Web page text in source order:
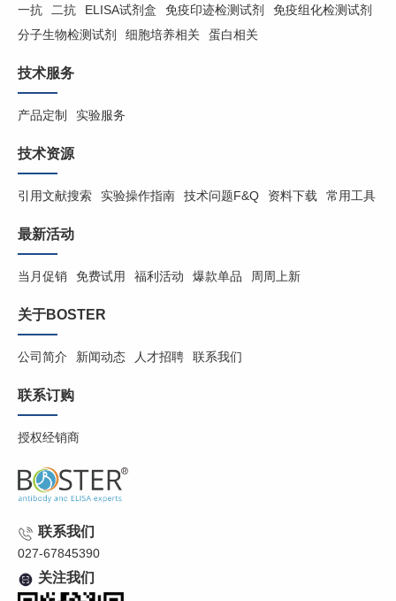
一抗 二抗 ELISA试剂盒 免疫印迹检测试剂
免疫组化检测试剂
分子生物检测试剂
细胞培养相关 蛋白相关
技术服务
产品定制 实验服务
技术资源
引用文献搜索 实验操作指南 技术问题F&Q 资料下载 常用工具
最新活动
当月促销 免费试用 福利活动 爆款单品 周周上新
关于BOSTER
公司简介 新闻动态 人才招聘 联系我们
联系订购
授权经销商
联系我们
027-67845390
关注我们